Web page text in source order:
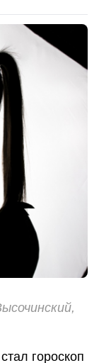
гороскоп